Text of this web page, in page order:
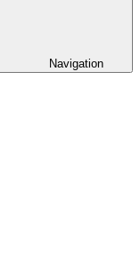
Navigation